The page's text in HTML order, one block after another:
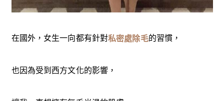
在國外，女生一向都有針對私密處除毛的習慣，
也因為受到西方文化的影響，